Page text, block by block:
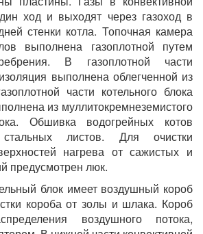
ход и выходят через газоход в
стенки котла. Топочная камера
выполнена газоплотной путем
В газоплотной части
выполнена облегченной из
части котельного блока
из муллитокремнеземистого
Обшивка водогрейных котов
листов. Для очистки
нагрева от сажистых и
предусмотрен люк.
блок имеет воздушный короб
короба от золы и шлака. Короб
воздушного потока,